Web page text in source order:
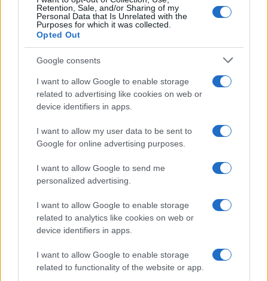
Retention, Sale, and/or Sharing of my
Personal Data that Is Unrelated with the
Purposes for which it was collected.
Opted Out
Google consents
I want to allow Google to enable storage
related to advertising like cookies on web or
device identifiers in apps.
I want to allow my user data to be sent to
Google for online advertising purposes.
I want to allow Google to send me
personalized advertising.
I want to allow Google to enable storage
related to analytics like cookies on web or
device identifiers in apps.
I want to allow Google to enable storage
related to functionality of the website or app.
Aggius conquista la classifica delle mete più
amate dell’estate 2026
Mario Malu